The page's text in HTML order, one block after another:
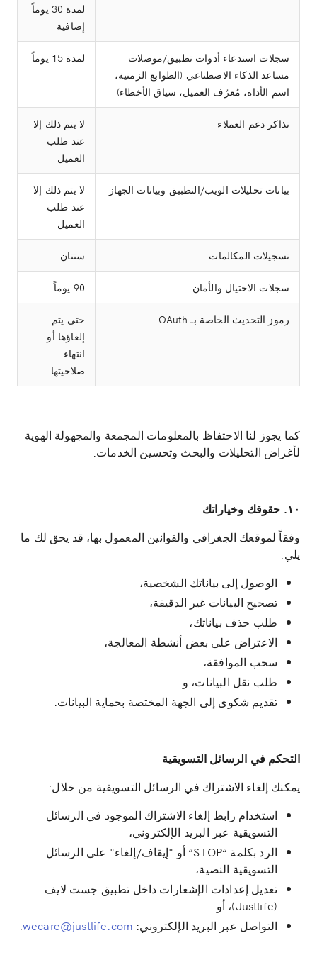
لمدة 30 يوماً
إضافية
سجلات استدعاء أدوات تطبيق/موصلات
مساعد الذكاء الاصطناعي (الطوابع الزمنية،
اسم الأداة، مُعرّف العميل، سياق الأخطاء)
لمدة 15 يوماً
تذاكر دعم العملاء
لا يتم ذلك إلا
عند طلب
العميل
بيانات تحليلات الويب/التطبيق وبيانات الجهاز
لا يتم ذلك إلا
عند طلب
العميل
تسجيلات المكالمات سنتان
سجلات الاحتيال والأمان 90 يوماً
رموز التحديث الخاصة بـ OAuth
حتى يتم
إلغاؤها أو
انتهاء
صلاحيتها
كما يجوز لنا الاحتفاظ بالمعلومات المجمعة والمجهولة الهوية
لأغراض التحليلات والبحث وتحسين الخدمات.
١٠. حقوقك وخياراتك
وفقاً لموقعك الجغرافي والقوانين المعمول بها، قد يحق لك ما
يلي:
الوصول إلى بياناتك الشخصية،
تصحيح البيانات غير الدقيقة،
طلب حذف بياناتك،
الاعتراض على بعض أنشطة المعالجة،
سحب الموافقة،
طلب نقل البيانات، و
تقديم شكوى إلى الجهة المختصة بحماية البيانات.
التحكم في الرسائل التسويقية
يمكنك إلغاء الاشتراك في الرسائل التسويقية من خلال:
استخدام رابط إلغاء الاشتراك الموجود في الرسائل
التسويقية عبر البريد الإلكتروني،
الرد بكلمة “STOP” أو "إيقاف/إلغاء" على الرسائل
التسويقية النصية،
تعديل إعدادات الإشعارات داخل تطبيق جست لايف
(Justlife)، أو
التواصل عبر البريد الإلكتروني: wecare@justlife.com